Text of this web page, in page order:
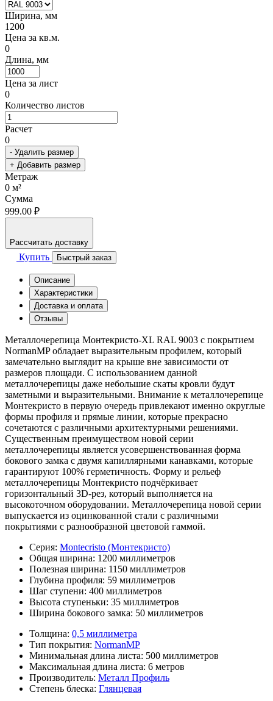
Ширина, мм
1200
Цена за кв.м.
0
Длина, мм
Цена за лист
0
Количество листов
Расчет
0
- Удалить размер
+ Добавить размер
Метраж
0 м²
Сумма
999.00 ₽
Рассчитать доставку
Купить Быстрый заказ
Описание
Характеристики
Доставка и оплата
Отзывы
Металлочерепица Монтекристо-XL RAL 9003 с покрытием
NormanMP обладает выразительным профилем, который
замечательно выглядит на крыше вне зависимости от
размеров площади. С использованием данной
металлочерепицы даже небольшие скаты кровли будут
заметными и выразительными. Внимание к металлочерепице
Монтекристо в первую очередь привлекают именно округлые
формы профиля и прямые линии, которые прекрасно
сочетаются с различными архитектурными решениями.
Существенным преимуществом новой серии
металлочерепицы является усовершенствованная форма
бокового замка с двумя капиллярными канавками, которые
гарантируют 100% герметичность. Форму и рельеф
металлочерепицы Монтекристо подчёркивает
горизонтальный 3D-рез, который выполняется на
высокоточном оборудовании. Металлочерепица новой серии
выпускается из оцинкованной стали с различными
покрытиями с разнообразной цветовой гаммой.
Серия: Montecristo (Монтекристо)
Общая ширина: 1200 миллиметров
Полезная ширина: 1150 миллиметров
Глубина профиля: 59 миллиметров
Шаг ступени: 400 миллиметров
Высота ступеньки: 35 миллиметров
Ширина бокового замка: 50 миллиметров
Толщина: 0,5 миллиметра
Тип покрытия: NormanMP
Минимальная длина листа: 500 миллиметров
Максимальная длина листа: 6 метров
Производитель: Металл Профиль
Степень блеска: Глянцевая